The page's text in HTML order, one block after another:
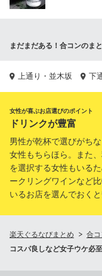
まだまだある！合コンのま
上通り・並木坂 下
女性が喜ぶお店選びのポイント
ドリンクが豊富
男性が乾杯で選びがち
女性もちらほら。また
を選択する女性もいる
ークリングワインなど
いるお店を選んでおくと
楽天ぐるなびまとめ 合コ
コスパ良しなど女子ウケ必